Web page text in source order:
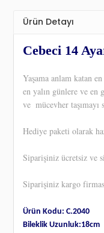
Ürün Detayı
Cebeci 14
Yaşama anlam katan
en yalın günlere ve en
ve mücevher
Hediye paketi olarak
Siparişiniz ücretsiz ve
Siparişiniz kargo
Ürün Kodu: C.2040
Bileklik Uzunluk:18cm